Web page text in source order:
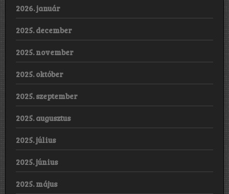
2026. január
2025. december
2025. november
2025. október
2025. szeptember
2025. augusztus
2025. július
2025. június
2025. május